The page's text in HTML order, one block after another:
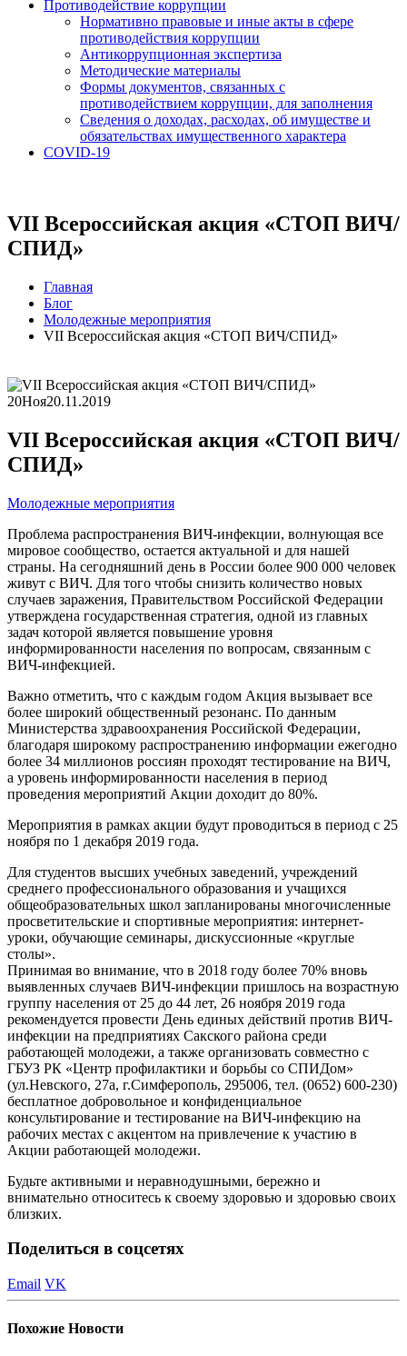
Противодействие коррупции
Нормативно правовые и иные акты в сфере
противодействия коррупции
Антикоррупционная экспертиза
Методические материалы
Формы документов, связанных с
противодействием коррупции, для заполнения
Сведения о доходах, расходах, об имуществе и
обязательствах имущественного характера
COVID-19
VII Всероссийская акция «СТОП ВИЧ/
СПИД»
Главная
Блог
Молодежные мероприятия
VII Всероссийская акция «СТОП ВИЧ/СПИД»
20Ноя20.11.2019
VII Всероссийская акция «СТОП ВИЧ/
СПИД»
Молодежные мероприятия
Проблема распространения ВИЧ-инфекции, волнующая все
мировое сообщество, остается актуальной и для нашей
страны. На сегодняшний день в России более 900 000 человек
живут с ВИЧ. Для того чтобы снизить количество новых
случаев заражения, Правительством Российской Федерации
утверждена государственная стратегия, одной из главных
задач которой является повышение уровня
информированности населения по вопросам, связанным с
ВИЧ-инфекцией.
Важно отметить, что с каждым годом Акция вызывает все
более широкий общественный резонанс. По данным
Министерства здравоохранения Российской Федерации,
благодаря широкому распространению информации ежегодно
более 34 миллионов россиян проходят тестирование на ВИЧ,
а уровень информированности населения в период
проведения мероприятий Акции доходит до 80%.
Мероприятия в рамках акции будут проводиться в период с 25
ноября по 1 декабря 2019 года.
Для студентов высших учебных заведений, учреждений
среднего профессионального образования и учащихся
общеобразовательных школ запланированы многочисленные
просветительские и спортивные мероприятия: интернет-
уроки, обучающие семинары, дискуссионные «круглые
столы».
Принимая во внимание, что в 2018 году более 70% вновь
выявленных случаев ВИЧ-инфекции пришлось на возрастную
группу населения от 25 до 44 лет, 26 ноября 2019 года
рекомендуется провести День единых действий против ВИЧ-
инфекции на предприятиях Сакского района среди
работающей молодежи, а также организовать совместно с
ГБУЗ РК «Центр профилактики и борьбы со СПИДом»
(ул.Невского, 27а, г.Симферополь, 295006, тел. (0652) 600-230)
бесплатное добровольное и конфиденциальное
консультирование и тестирование на ВИЧ-инфекцию на
рабочих местах с акцентом на привлечение к участию в
Акции работающей молодежи.
Будьте активными и неравнодушными, бережно и
внимательно относитесь к своему здоровью и здоровью своих
близких.
Поделиться в соцсетях
Email VK
Похожие Новости